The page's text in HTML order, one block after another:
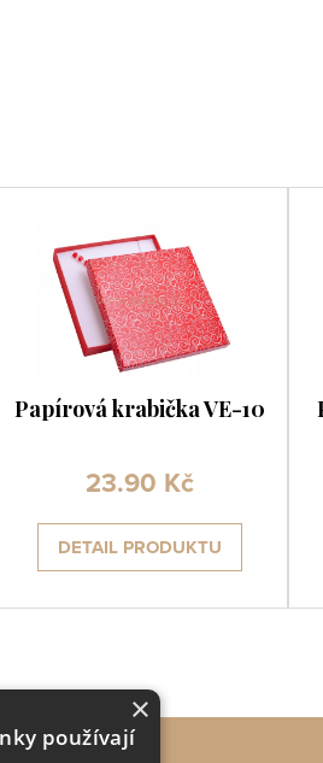
Papírová krabička VE-10
23.90 Kč
DETAIL PRODUKTU
×
používají